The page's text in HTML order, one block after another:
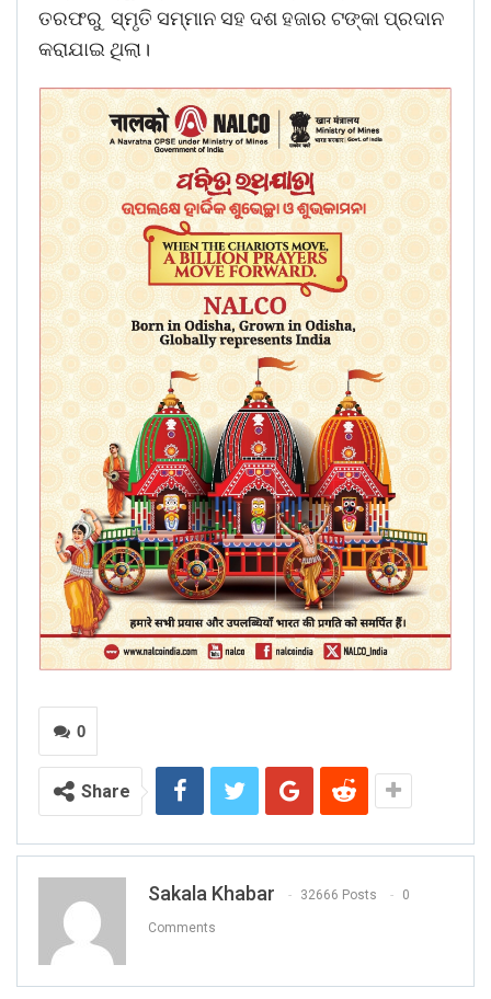
ତରଫରୁ ସ୍ମୃତି ସମ୍ମାନ ସହ ଦଶ ହଜାର ଟଙ୍କା ପ୍ରଦାନ
କରାଯାଇ ଥିଲା।
0
Share
Sakala Khabar 32666 Posts 0
Comments